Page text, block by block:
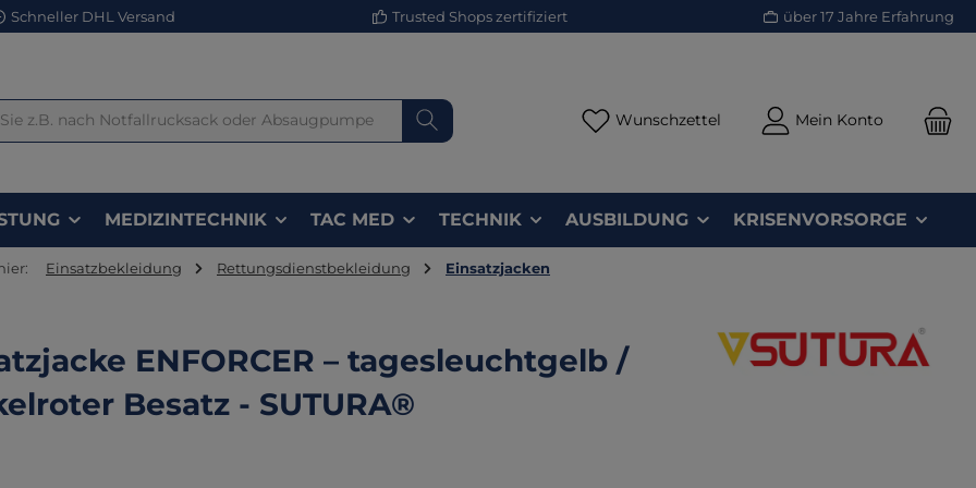
Schneller DHL Versand Trusted Shops zertifiziert über 17 Jahre Erfahrung
Wunschzettel Du hast 0 Produkte auf dem
Mein Konto
MEDIZINTECHNIK TAC MED TECHNIK AUSBILDUNG KRISENVORSORGE
Einsatzbekleidung Rettungsdienstbekleidung Einsatzjacken
ENFORCER – tagesleuchtgelb /
Besatz - SUTURA®